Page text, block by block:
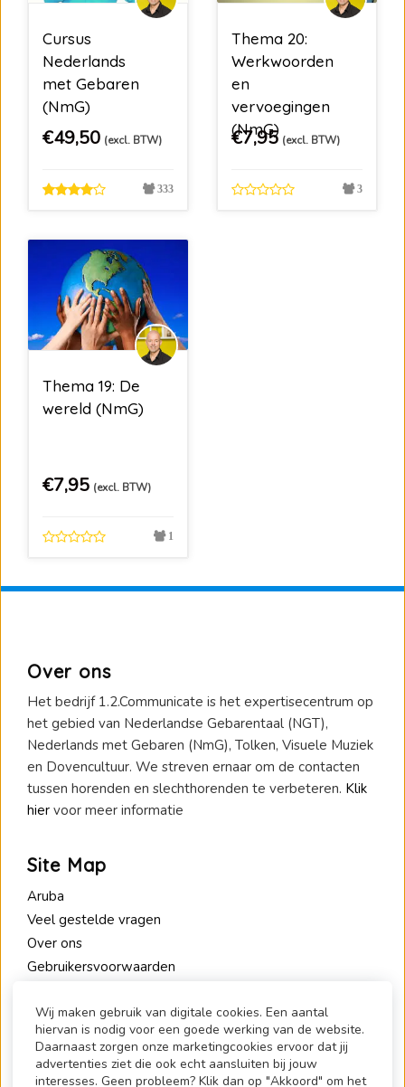
Cursus
Nederlands
met Gebaren
(NmG)
€49,50 (excl. BTW)
333
Thema 20:
Werkwoorden
en
vervoegingen
(NmG)
€7,95 (excl. BTW)
3
Thema 19: De
wereld (NmG)
€7,95 (excl. BTW)
1
Over ons
Het bedrijf 1.2.Communicate is het expertisecentrum op
het gebied van Nederlandse Gebarentaal (NGT),
Nederlands met Gebaren (NmG), Tolken, Visuele Muziek
en Dovencultuur. We streven ernaar om de contacten
tussen horenden en slechthorenden te verbeteren. Klik
hier voor meer informatie
Site Map
Aruba
Veel gestelde vragen
Over ons
Gebruikersvoorwaarden
Contact
1.2.Communicate
Wij maken gebruik van digitale cookies. Een aantal
hiervan is nodig voor een goede werking van de website.
Daarnaast zorgen onze marketingcookies ervoor dat jij
advertenties ziet die ook echt aansluiten bij jouw
interesses. Geen probleem? Klik dan op "Akkoord" om het